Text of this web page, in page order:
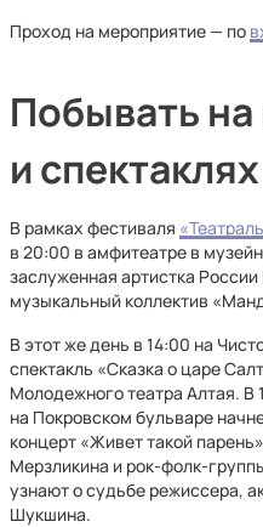
Проход на мероприятие — по
Побывать
и спектаклях
В рамках фестиваля
в 20:00 в амфитеатре в
заслуженная артистка
музыкальный коллектив
В этот же день в 14:00 на
спектакль «Сказка о царе
Молодежного театра Алтая. В
на Покровском бульваре
концерт «Живет такой
Мерзликина и рок-фолк-
узнают о судьбе режиссера,
Шукшина.